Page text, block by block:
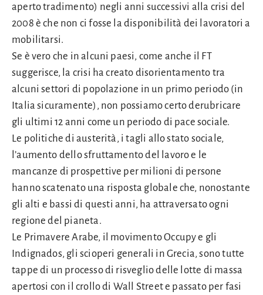
aperto tradimento) negli anni successivi alla crisi del
2008 è che non ci fosse la disponibilità dei lavoratori a
mobilitarsi.
Se è vero che in alcuni paesi, come anche il FT
suggerisce, la crisi ha creato disorientamento tra
alcuni settori di popolazione in un primo periodo (in
Italia sicuramente), non possiamo certo derubricare
gli ultimi 12 anni come un periodo di pace sociale.
Le politiche di austerità, i tagli allo stato sociale,
l’aumento dello sfruttamento del lavoro e le
mancanze di prospettive per milioni di persone
hanno scatenato una risposta globale che, nonostante
gli alti e bassi di questi anni, ha attraversato ogni
regione del pianeta.
Le Primavere Arabe, il movimento Occupy e gli
Indignados, gli scioperi generali in Grecia, sono tutte
tappe di un processo di risveglio delle lotte di massa
apertosi con il crollo di Wall Street e passato per fasi